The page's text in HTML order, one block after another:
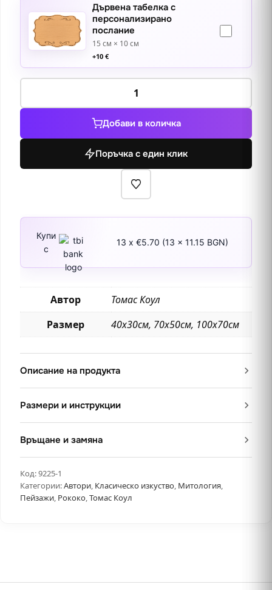
Дървена табелка с
персонализирано
послание
15 см × 10 см
+10 €
количество
Пътуването
живота
Добави в количка
Поръчка с един клик
Купи
с
13 x €5.70 (13 x 11.15 BGN)
Автор
Томас Коул
Размер
40х30см, 70х50см, 100х70см
Описание на продукта
Размери и инструкции
Връщане и замяна
Код:9225-1
Категории:Автори, Класическо изкуство, Митология,
Пейзажи, Рококо,Томас Коул